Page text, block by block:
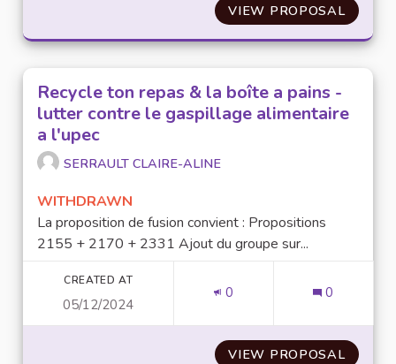
VIEW PROPOSALMISE
Recycle ton repas & la boîte a pains -
lutter contre le gaspillage alimentaire
a l'upec
SERRAULT CLAIRE-ALINE
WITHDRAWN
La proposition de fusion convient : Propositions
2155 + 2170 + 2331 Ajout du groupe sur...
CREATED AT
05/12/2024
0 0
VIEW PROPOSAL